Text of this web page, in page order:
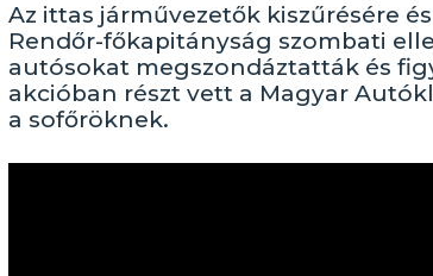
Az ittas járművezetők kiszűrésére
Rendőr-főkapitányság szombati
autósokat megszondáztatták és
akcióban részt vett a Magyar
a sofőröknek.